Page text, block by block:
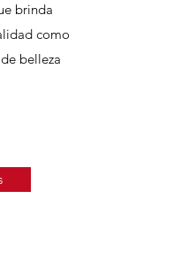
brinda
como
belleza